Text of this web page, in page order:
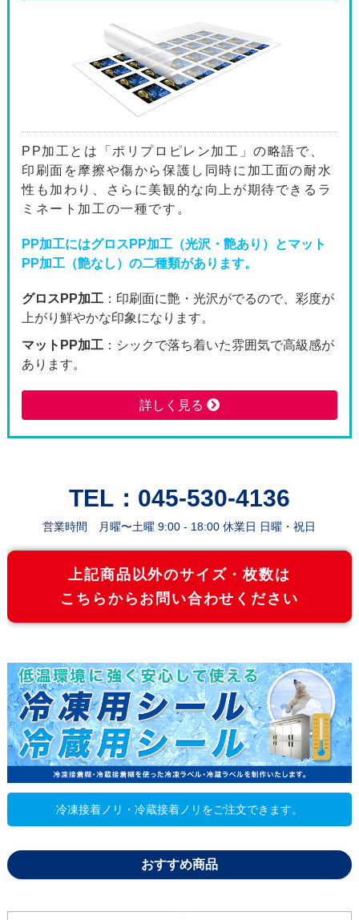
77,430
2200枚 95,570
2400枚 99,000
2600枚 102,440
2800枚 105,840
3000枚 119,180
3200枚 122,920
4000枚 149,320
4200枚 153,340
4600枚 161,600
5000枚 169,490
PP加工とは「ポリプロピレン加工」の略語で、
印刷面を摩擦や傷から保護し同時に加工面の耐水
性も加わり、さらに美観的な向上が期待できるラ
ミネート加工の一種です。
PP加工にはグロスPP加工（光沢・艶あり）とマット
PP加工（艶なし）の二種類があります。
グロスPP加工：印刷面に艶・光沢がでるので、彩度が
上がり鮮やかな印象になります。
マットPP加工：シックで落ち着いた雰囲気で高級感が
あります。
詳しく見る
TEL：045-530-4136
営業時間 月曜〜土曜 9:00 - 18:00 休業日 日曜・祝日
上記商品以外のサイズ・枚数は
こちらからお問い合わせください
冷凍接着ノリ・冷蔵接着ノリをご注文できます。
おすすめ商品